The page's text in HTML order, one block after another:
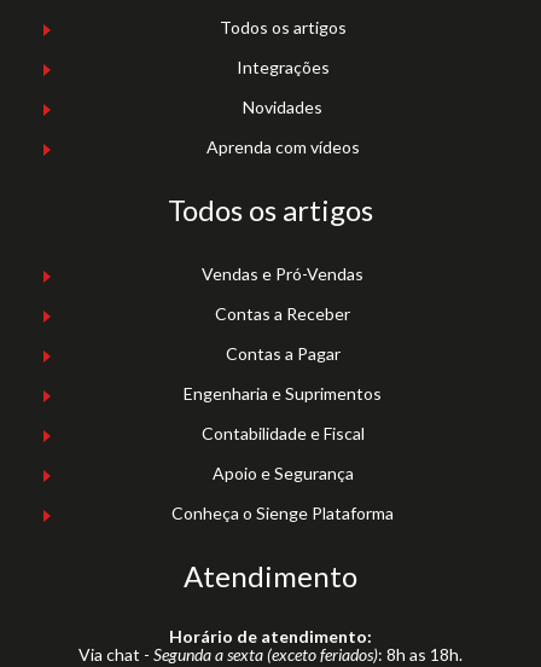
Todos os artigos
Integrações
Novidades
Aprenda com vídeos
Todos os artigos
Vendas e Pró-Vendas
Contas a Receber
Contas a Pagar
Engenharia e Suprimentos
Contabilidade e Fiscal
Apoio e Segurança
Conheça o Sienge Plataforma
Atendimento
Horário de atendimento:
Via chat - Segunda a sexta (exceto feriados): 8h as 18h.